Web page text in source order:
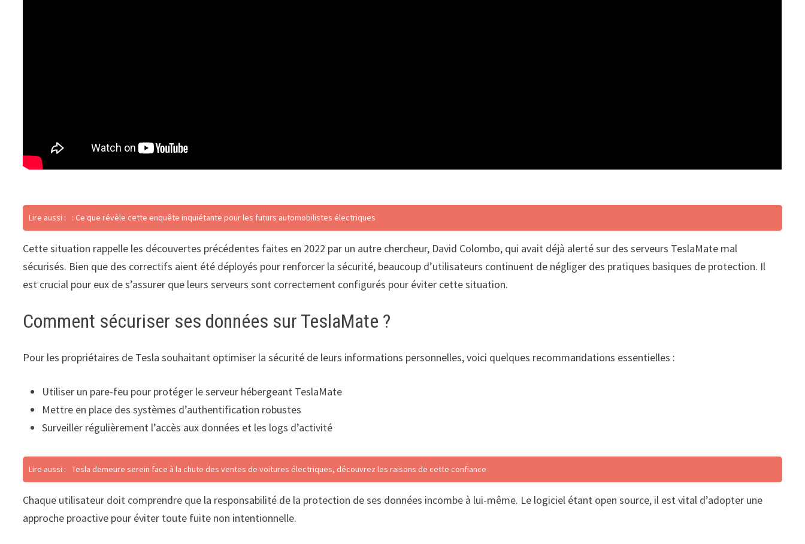
Lire aussi : : Ce que révèle cette enquête inquiétante pour les futurs automobilistes électriques
Cette situation rappelle les découvertes précédentes faites en 2022 par un autre chercheur, David Colombo, qui avait déjà alerté sur des serveurs TeslaMate mal
sécurisés. Bien que des correctifs aient été déployés pour renforcer la sécurité, beaucoup d’utilisateurs continuent de négliger des pratiques basiques de protection. Il
est crucial pour eux de s’assurer que leurs serveurs sont correctement configurés pour éviter cette situation.
Comment sécuriser ses données sur TeslaMate ?
Pour les propriétaires de Tesla souhaitant optimiser la sécurité de leurs informations personnelles, voici quelques recommandations essentielles :
Utiliser un pare-feu pour protéger le serveur hébergeant TeslaMate
Mettre en place des systèmes d’authentification robustes
Surveiller régulièrement l’accès aux données et les logs d’activité
Lire aussi : Tesla demeure serein face à la chute des ventes de voitures électriques, découvrez les raisons de cette confiance
Chaque utilisateur doit comprendre que la responsabilité de la protection de ses données incombe à lui-même. Le logiciel étant open source, il est vital d’adopter une
approche proactive pour éviter toute fuite non intentionnelle.